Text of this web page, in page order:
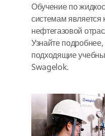
Обучение по
системам
нефтегазовой
Узнайте
подходящие
Swagelok.